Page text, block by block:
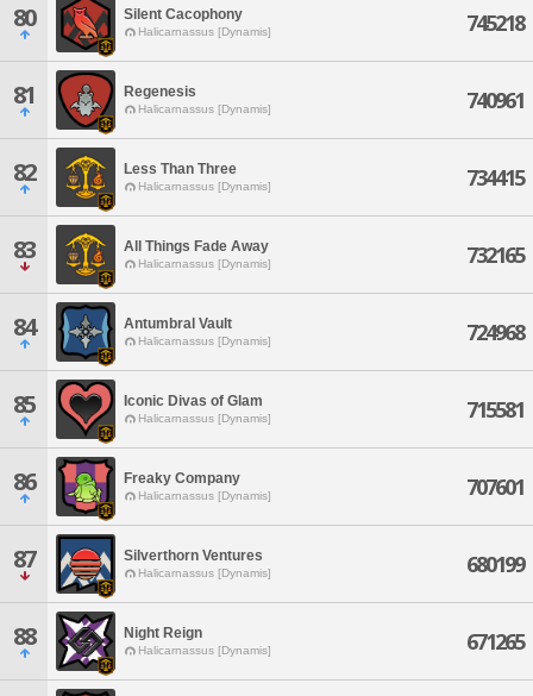
80 Silent Cacophony
Halicarnassus [Dynamis] 745218
81 Regenesis
Halicarnassus [Dynamis] 740961
82 Less Than Three
Halicarnassus [Dynamis] 734415
83 All Things Fade Away
Halicarnassus [Dynamis] 732165
84 Antumbral Vault
Halicarnassus [Dynamis] 724968
85 Iconic Divas of Glam
Halicarnassus [Dynamis] 715581
86 Freaky Company
Halicarnassus [Dynamis] 707601
87 Silverthorn Ventures
Halicarnassus [Dynamis] 680199
88 Night Reign
Halicarnassus [Dynamis] 671265